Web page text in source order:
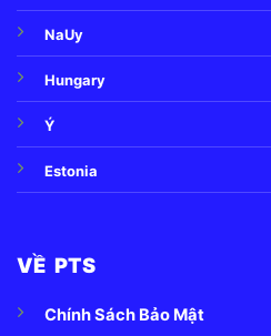
NaUy
Hungary
Ý
Estonia
VỀ PTS
Chính Sách Bảo Mật